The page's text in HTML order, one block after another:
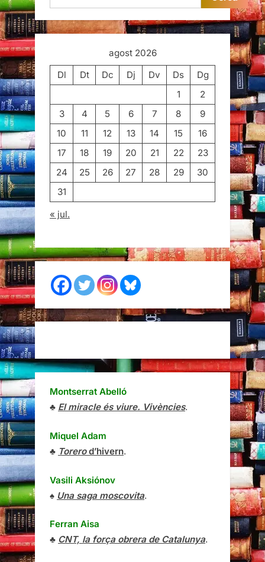
agost 2026
Dl
Dt Dc Dj Dv Ds
Dg
1
2
3
4 5 6 7 8
9
10
11 12 13 14 15
16
17
18 19 20 21 22
23
24
25 26 27 28 29
30
31
« jul.
Montserrat Abelló
♣ El miracle és viure. Vivències.
Miquel Adam
♣ Torerod’hivern.
Vasili Aksiónov
♠ Una saga moscovita.
Ferran Aisa
♣ CNT, la força obrera de Catalunya.